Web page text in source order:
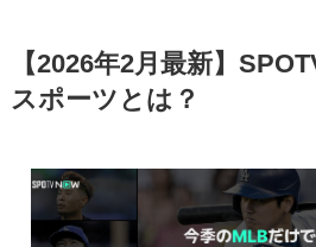
【2026年2月最新】
スポーツとは？